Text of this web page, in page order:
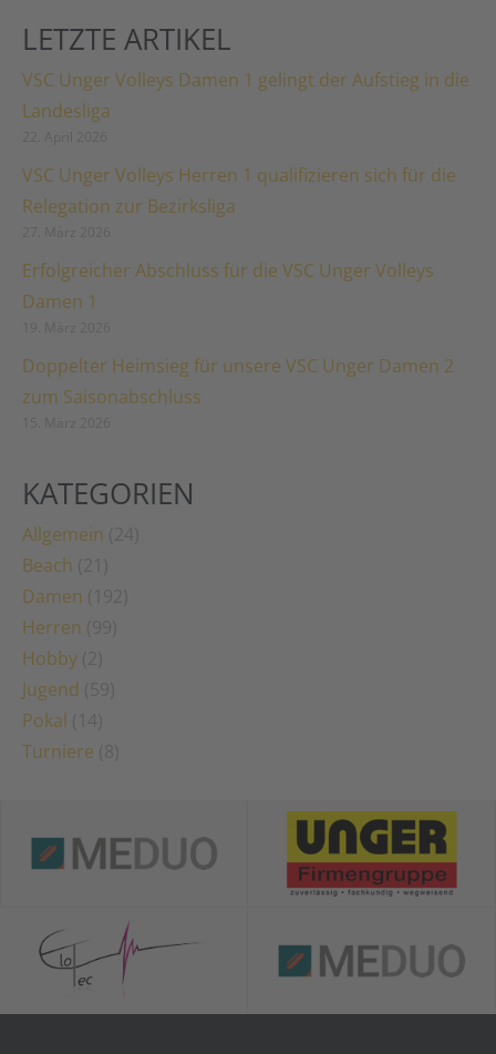
LETZTE ARTIKEL
VSC Unger Volleys Damen 1 gelingt der Aufstieg in die
Landesliga
VSC Unger Volleys Herren 1 qualifizieren sich für die
Relegation zur Bezirksliga
Erfolgreicher Abschluss für die VSC Unger Volleys
Damen 1
Doppelter Heimsieg für unsere VSC Unger Damen 2
zum Saisonabschluss
KATEGORIEN
Allgemein
Beach
Damen
Herren
Hobby
Jugend
Pokal
Turniere